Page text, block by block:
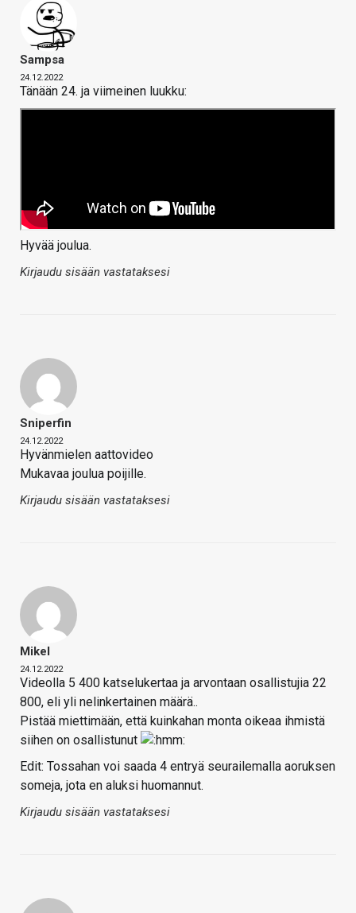
Sampsa
24.12.2022
Tänään 24. ja viimeinen luukku:
Hyvää joulua.
Kirjaudu sisään vastataksesi
Sniperfin
24.12.2022
Hyvänmielen aattovideo
Mukavaa joulua poijille.
Kirjaudu sisään vastataksesi
Mikel
24.12.2022
Videolla 5 400 katselukertaa ja arvontaan osallistujia 22
800, eli yli nelinkertainen määrä..
Pistää miettimään, että kuinkahan monta oikeaa ihmistä
siihen on osallistunut
Edit: Tossahan voi saada 4 entryä seurailemalla aoruksen
someja, jota en aluksi huomannut.
Kirjaudu sisään vastataksesi